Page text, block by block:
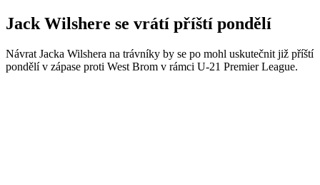
Jack Wilshere se vrátí příští pondělí
Návrat Jacka Wilshera na trávníky by se po mohl uskutečnit již příští
pondělí v zápase proti West Brom v rámci U-21 Premier League.